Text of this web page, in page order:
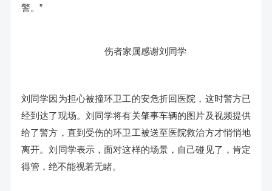
警。”
伤者家属感谢刘同学
刘同学因为担心被撞环卫工的安危折回医院，这时警方已
经到达了现场。刘同学将有关肇事车辆的图片及视频提供
给了警方，直到受伤的环卫工被送至医院救治方才悄悄地
离开。刘同学表示，面对这样的场景，自己碰见了，肯定
得管，绝不能视若无睹。